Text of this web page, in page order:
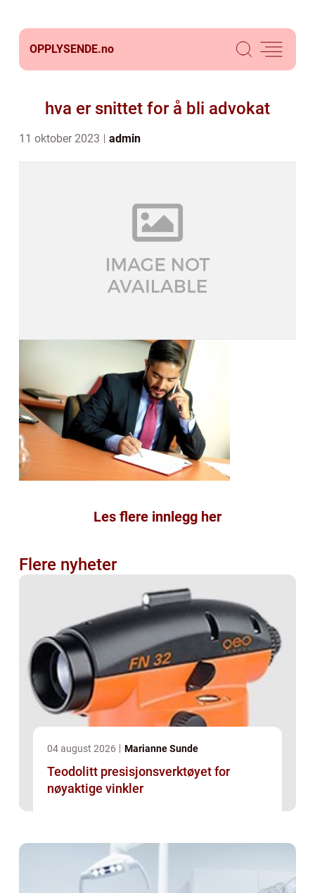
OPPLYSENDE.no
hva er snittet for å bli advokat
11 oktober 2023 admin
Les flere innlegg her
Flere nyheter
04 august 2026 Marianne Sunde
Teodolitt presisjonsverktøyet for
nøyaktige vinkler